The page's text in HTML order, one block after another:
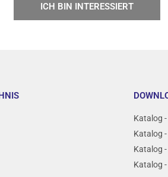
ICH BIN INTERESSIERT
Katalog
Katalog
Katalog
Katalog